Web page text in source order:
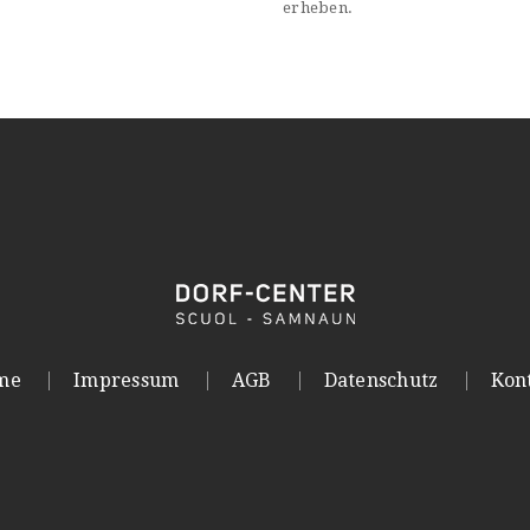
erheben.
Impressum AGB Datenschutz